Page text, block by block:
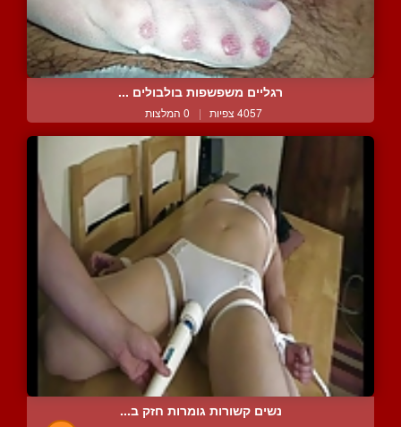
רגליים משפשפות בולבולים ...
4057 צפיות | 0 המלצות
נשים קשורות גומרות חזק ב...